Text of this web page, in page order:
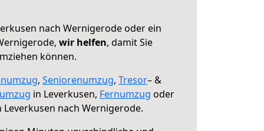
nach Wernigerode oder ein
wir helfen, damit Sie
können.
, Seniorenumzug, Tresor– &
in Leverkusen, Fernumzug oder
nach Wernigerode.